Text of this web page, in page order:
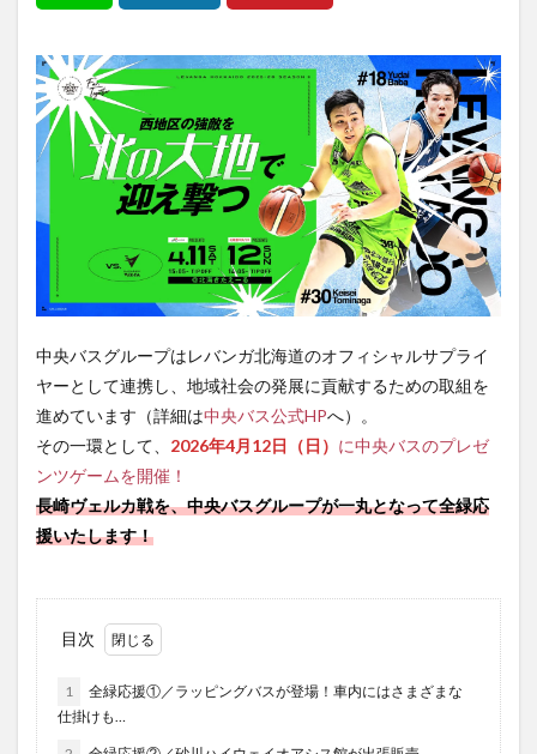
中央バスグループはレバンガ北海道のオフィシャルサプライ
ヤーとして連携し、地域社会の発展に貢献するための取組を
進めています（詳細は中央バス公式HPへ）。
その一環として、 2026年4月12日（日） に中央バスのプレゼ
ンツゲームを開催！
長崎ヴェルカ戦を、中央バスグループが一丸となって全緑応
援いたします！
目次
1
全緑応援①／ラッピングバスが登場！車内にはさまざまな
仕掛けも…